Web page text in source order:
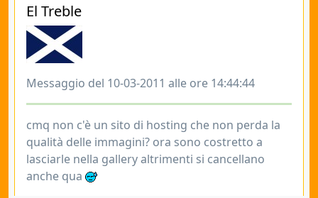
El Treble
Messaggio del 10-03-2011 alle ore 14:44:44
cmq non c'è un sito di hosting che non perda la
qualità delle immagini? ora sono costretto a
lasciarle nella gallery altrimenti si cancellano
anche qua